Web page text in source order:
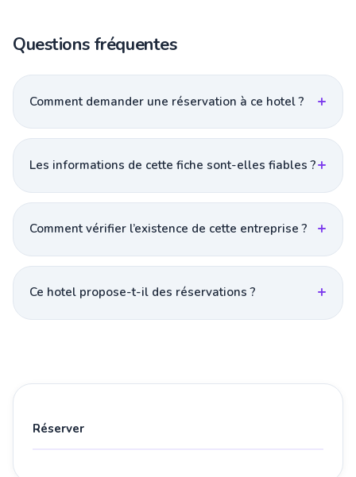
Questions fréquentes
Comment demander une réservation à ce hotel ?
Les informations de cette fiche sont-elles fiables ?
Comment vérifier l’existence de cette entreprise ?
Ce hotel propose-t-il des réservations ?
Réserver